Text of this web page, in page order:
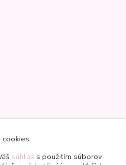
cookies
súhlas s použitím súborov